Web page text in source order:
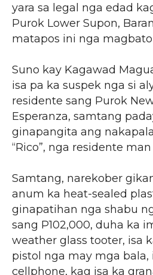
yara sa legal nga edad
Purok Lower Supon,
matapos ini nga
Suno kay Kagawad
isa pa ka suspek nga si
residente sang Purok
Esperanza, samtang
ginapangita ang
“Rico”, nga residente
Samtang, narekober
anum ka heat-sealed
ginapatihan nga shabu
sang P102,000, duha ka
weather glass tooter, isa
pistol nga may mga bala,
cellphone, kag isa ka